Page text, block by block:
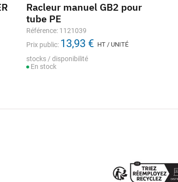
Racleur manuel GB2 pour
tube PE
Référence: 1121039
Prix public: 13,93 € HT / UNITÉ
stocks / disponibilité
En stock